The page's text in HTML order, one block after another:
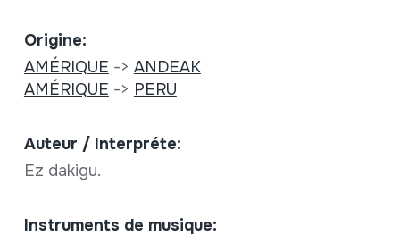
Origine:
AMÉRIQUE -> ANDEAK
AMÉRIQUE -> PERU
Auteur / Interpréte:
Ez dakigu.
Instruments de musique: